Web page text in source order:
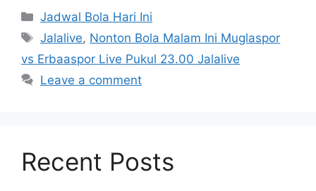
Categories
Jadwal Bola Hari Ini
Tags
Jalalive, Nonton Bola Malam Ini Muglaspor
vs Erbaaspor Live Pukul 23.00 Jalalive
Leave a comment
Recent Posts